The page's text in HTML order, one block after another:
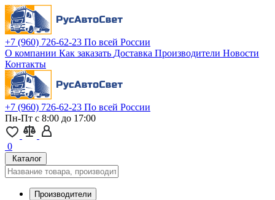
+7 (960) 726-62-23 По всей России
О компании Как заказать Доставка Производители Новости
Контакты
+7 (960) 726-62-23 По всей России
Пн-Пт с 8:00 до 17:00
0
Каталог
Производители